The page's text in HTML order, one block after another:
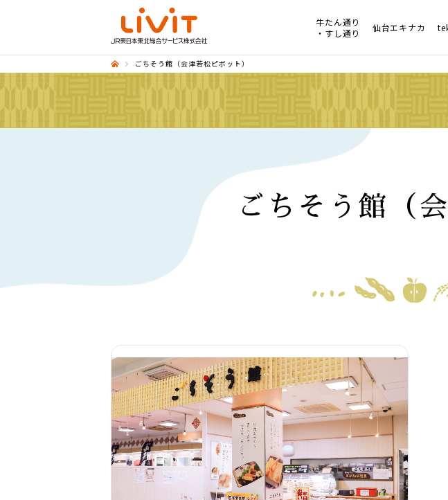
牛たん通り
・すし通り
仙台エキナカ
ごちそう館（会津若松ピボット）
ごちそう館（